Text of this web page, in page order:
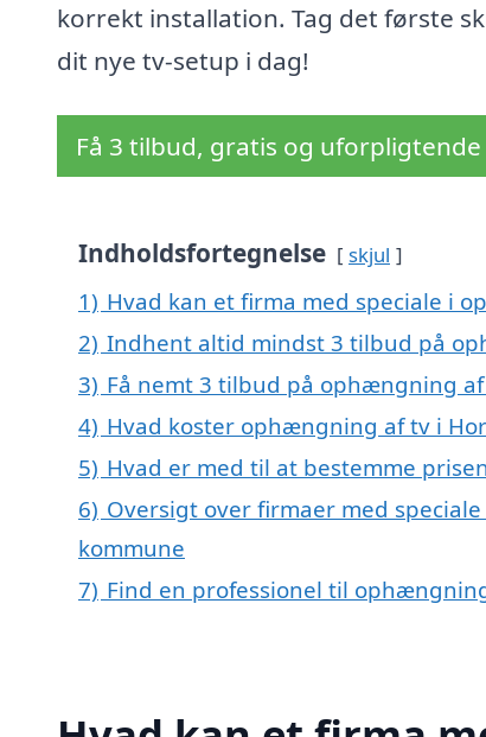
korrekt installation. Tag det første
dit nye tv-setup i dag!
Få 3 tilbud, gratis og uforpligtende
Indholdsfortegnelse skjul
1) Hvad kan et firma med speciale i
2) Indhent altid mindst 3 tilbud på
3) Få nemt 3 tilbud på ophængning
4) Hvad koster ophængning af tv i
5) Hvad er med til at bestemme
6) Oversigt over firmaer med
kommune
7) Find en professionel til